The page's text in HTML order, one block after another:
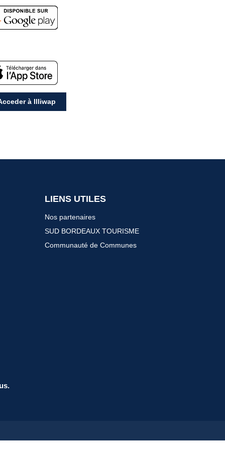
à Illiwap
LIENS UTILES
Nos partenaires
SUD BORDEAUX TOURISME
Communauté de Communes